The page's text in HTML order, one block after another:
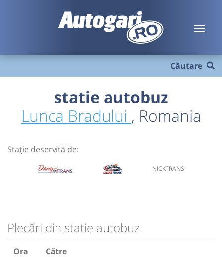
Căutare
statie autobuz
Lunca Bradului , Romania
Stație deservită de:
NICKTRANS
Plecări din statie autobuz
Ora Către